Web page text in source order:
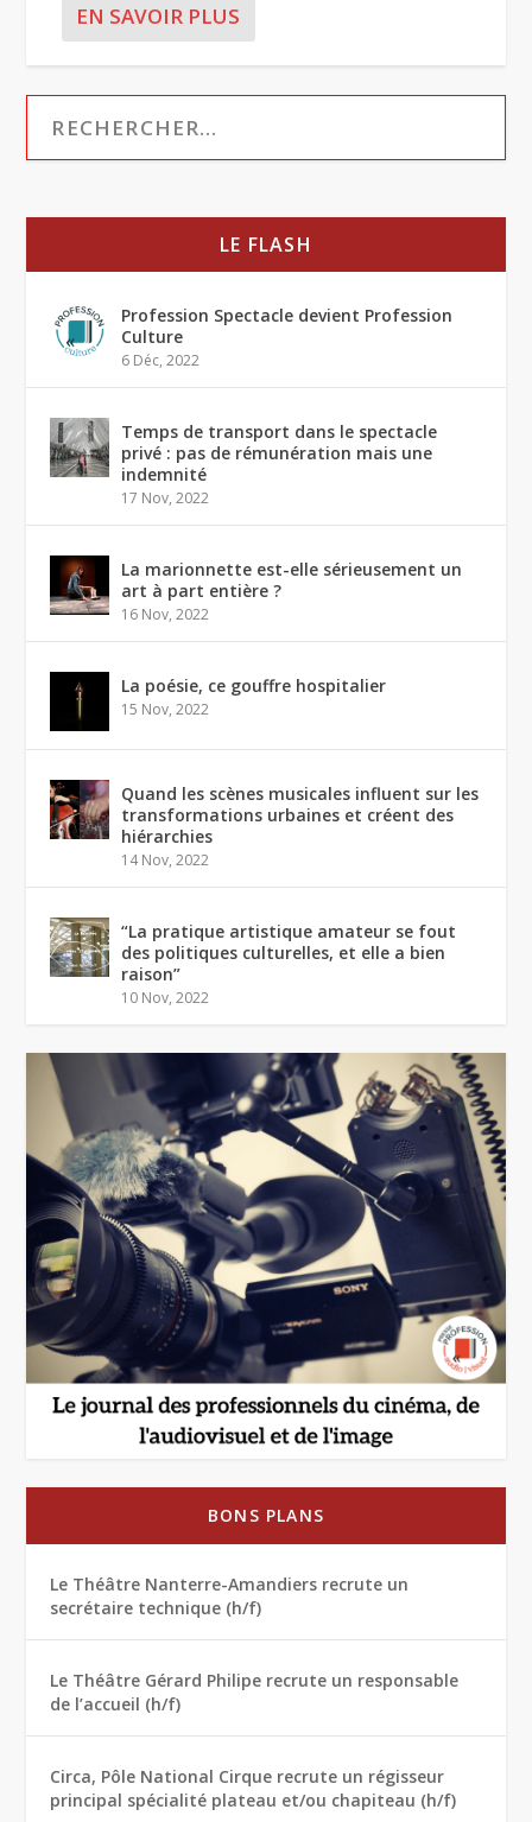
EN SAVOIR PLUS
LE FLASH
Profession Spectacle devient Profession
Culture
6 Déc, 2022
Temps de transport dans le spectacle
privé : pas de rémunération mais une
indemnité
17 Nov, 2022
La marionnette est-elle sérieusement un
art à part entière ?
16 Nov, 2022
La poésie, ce gouffre hospitalier
15 Nov, 2022
Quand les scènes musicales influent sur les
transformations urbaines et créent des
hiérarchies
14 Nov, 2022
“La pratique artistique amateur se fout
des politiques culturelles, et elle a bien
raison”
10 Nov, 2022
BONS PLANS
Le Théâtre Nanterre-Amandiers recrute un
secrétaire technique (h/f)
Le Théâtre Gérard Philipe recrute un responsable
de l’accueil (h/f)
Circa, Pôle National Cirque recrute un régisseur
principal spécialité plateau et/ou chapiteau (h/f)